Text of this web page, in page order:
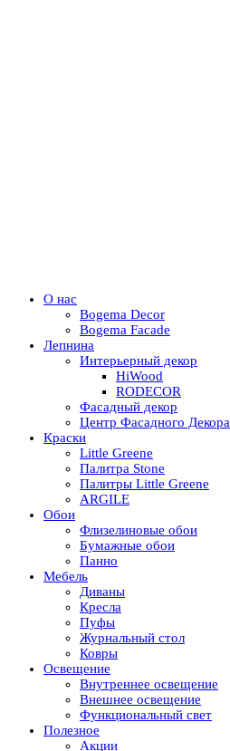
О нас
Bogema Decor
Bogema Facade
Лепнина
Интерьерный декор
HiWood
RODECOR
Фасадный декор
Центр Фасадного Декора
Краски
Little Greene
Палитра Stone
Палитры Little Greene
ARGILE
Обои
Флизелиновые обои
Бумажные обои
Панно
Мебель
Диваны
Кресла
Пуфы
Журнальный стол
Ковры
Освещение
Внутреннее освещение
Внешнее освещение
Функциональный свет
Полезное
Акции